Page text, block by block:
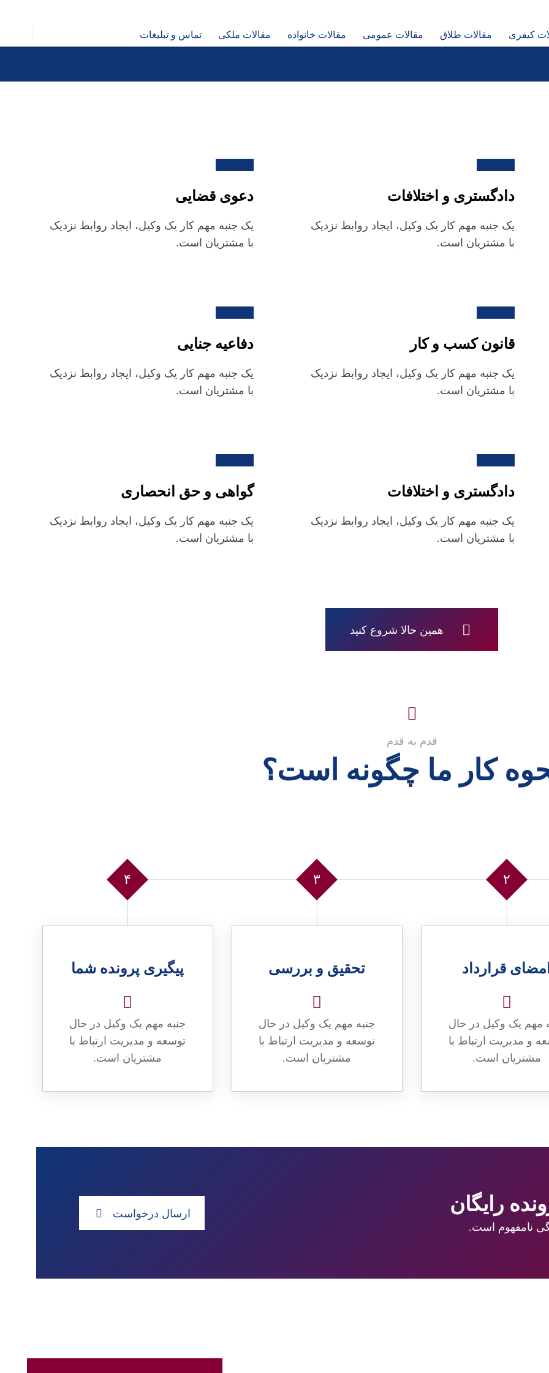
کیفری مقالات طلاق مقالات عمومی مقالات خانواده مقالات ملکی تماس و تبلیغات
دادگستری و اختلافات
یک جنبه مهم کار یک وکیل، ایجاد روابط نزدیک
با مشتریان است.
دعوی قضایی
یک جنبه مهم کار یک وکیل، ایجاد روابط نزدیک
با مشتریان است.
قانون کسب و کار
یک جنبه مهم کار یک وکیل، ایجاد روابط نزدیک
با مشتریان است.
دفاعیه جنایی
یک جنبه مهم کار یک وکیل، ایجاد روابط نزدیک
با مشتریان است.
دادگستری و اختلافات
یک جنبه مهم کار یک وکیل، ایجاد روابط نزدیک
با مشتریان است.
گواهی و حق انحصاری
یک جنبه مهم کار یک وکیل، ایجاد روابط نزدیک
با مشتریان است.
همین حالا شروع کنید
قدم به قدم
کار ما چگونه است؟
۲
قرارداد
مهم یک وکیل در حال
و مدیریت ارتباط با
مشتریان است.
۳
تحقیق و بررسی
جنبه مهم یک وکیل در حال
توسعه و مدیریت ارتباط با
مشتریان است.
۴
پیگیری پرونده شما
جنبه مهم یک وکیل در حال
توسعه و مدیریت ارتباط با
مشتریان است.
رایگان
نامفهوم است.
ارسال درخواست